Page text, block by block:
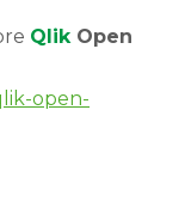
Qlik Open
open-